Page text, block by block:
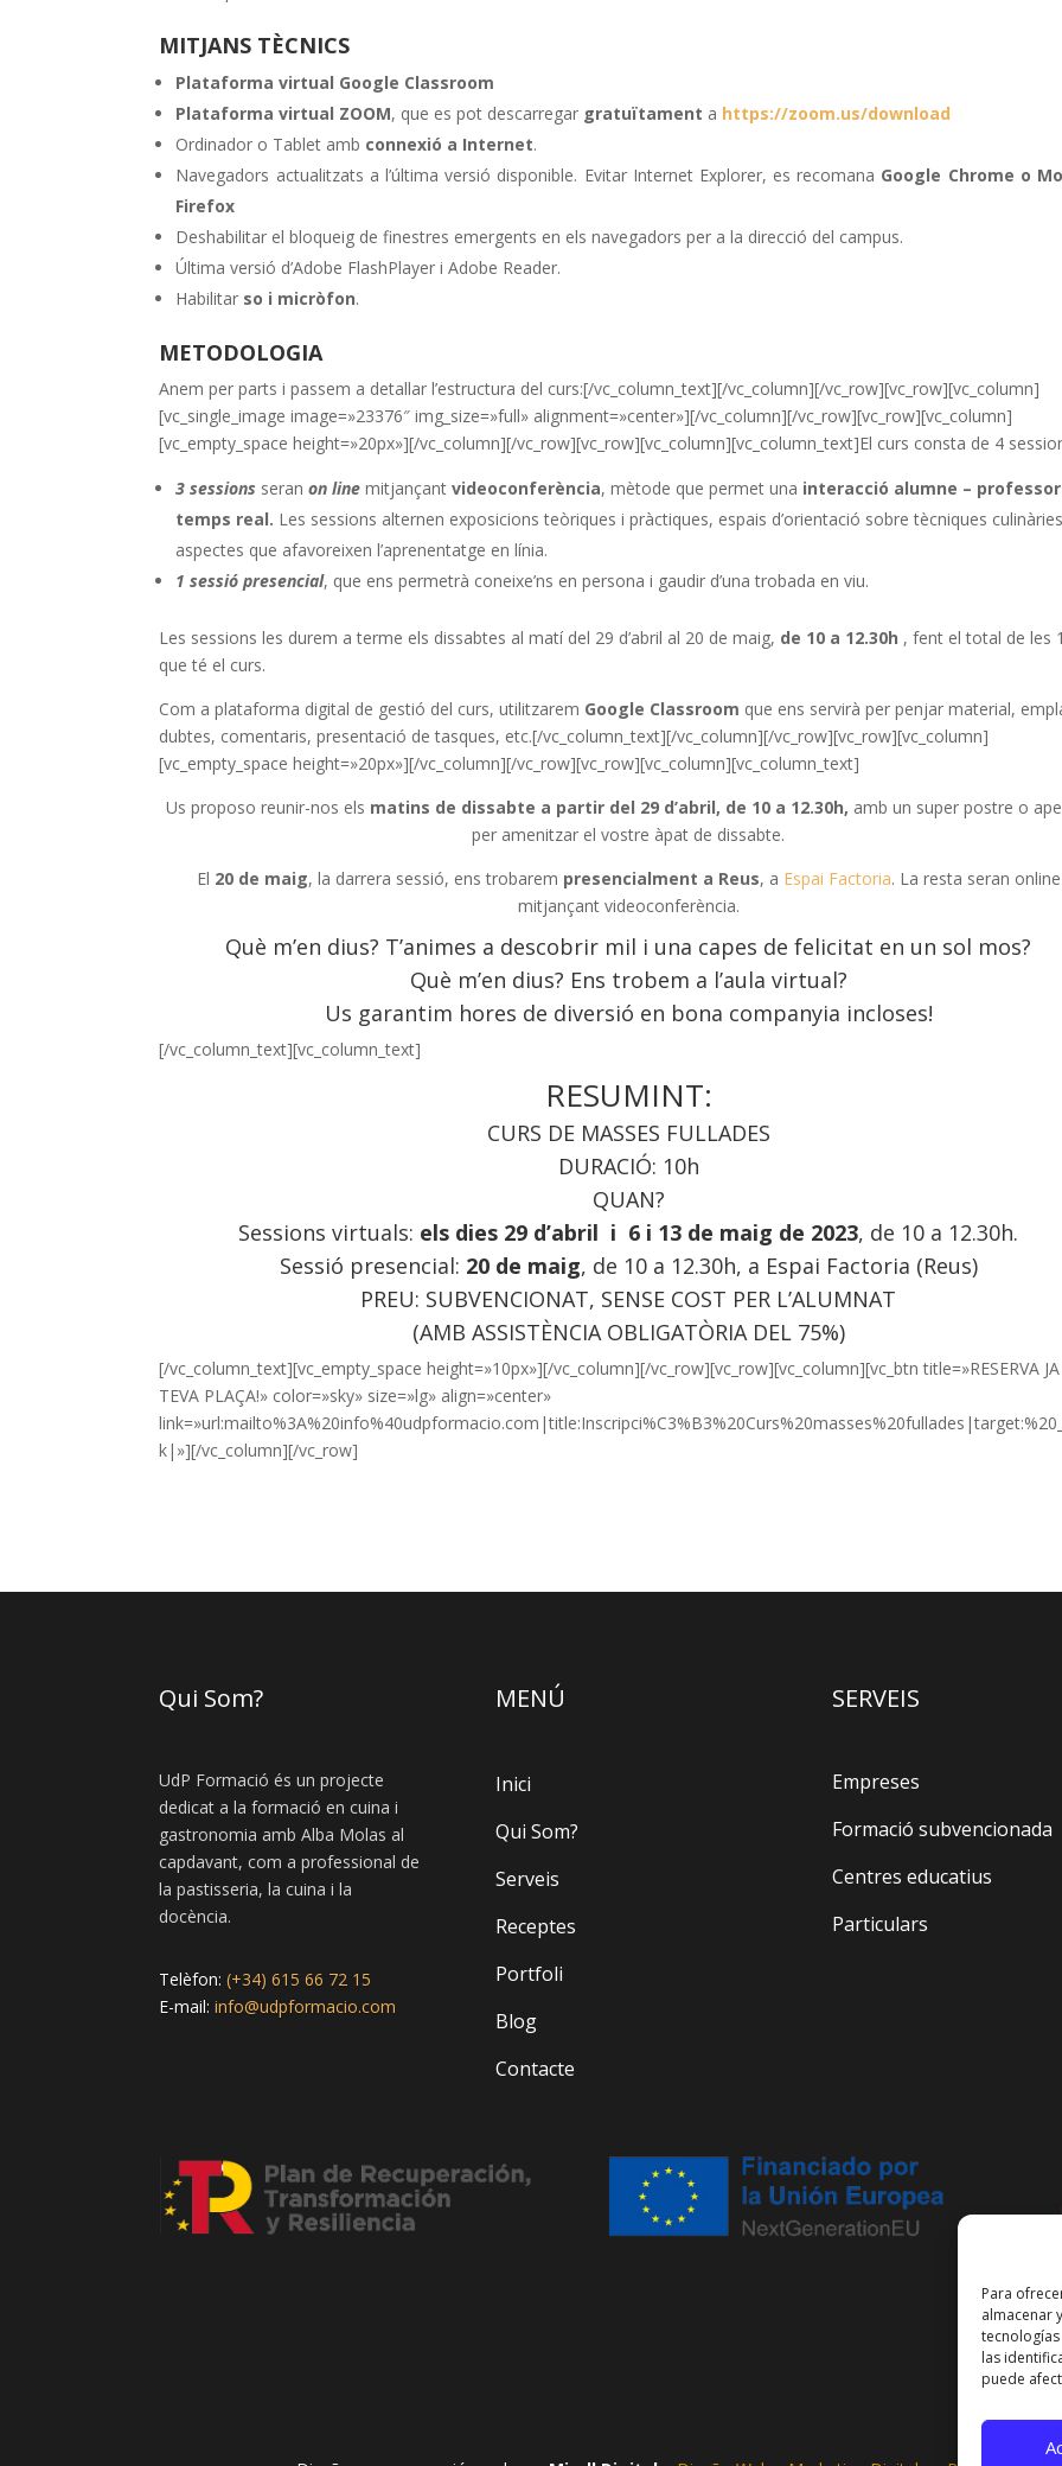
Para
almacenar
las
puede
MITJANS TÈCNICS
Plataforma virtual Google Classroom
Plataforma virtual ZOOM, que es pot descarregar gratuïtament a https://zoom.us/download
Ordinador o Tablet amb connexió a Internet.
Navegadors actualitzats a l’última versió disponible. Evitar Internet Explorer, es recomana Google Chrome o
Firefox
Deshabilitar el bloqueig de finestres emergents en els navegadors per a la direcció del campus.
Última versió d’Adobe FlashPlayer i Adobe Reader.
Habilitar so i micròfon.
METODOLOGIA
Anem per parts i passem a detallar l’estructura del curs:[/vc_column_text][/vc_column][/vc_row][vc_row][vc_column]
[vc_single_image image=»23376″ img_size=»full» alignment=»center»][/vc_column][/vc_row][vc_row][vc_column]
[vc_empty_space height=»20px»][/vc_column][/vc_row][vc_row][vc_column][vc_column_text]El curs consta de 4
3 sessions seranon line mitjançantvideoconferència, mètode que permet una interacció alumne –
temps real. Les sessions alternen exposicions teòriques i pràctiques, espais d’orientació sobre tècniques
aspectes que afavoreixen l’aprenentatge en línia.
1 sessió presencial, que ens permetrà coneixe’ns en persona i gaudir d’una trobada en viu.
Les sessions les durem a terme els dissabtes al matí del 29 d’abril al 20 de maig, de 10 a 12.30h , fent el total de les
que té el curs.
Com a plataforma digital de gestió del curs, utilitzarem Google Classroom que ens servirà per penjar material,
dubtes, comentaris, presentació de tasques, etc.[/vc_column_text][/vc_column][/vc_row][vc_row][vc_column]
[vc_empty_space height=»20px»][/vc_column][/vc_row][vc_row][vc_column][vc_column_text]
Us proposo reunir-nos els matins de dissabte a partir del 29 d’abril, de 10 a 12.30h, amb un super postre o
per amenitzar el vostre àpat de dissabte.
El 20 de maig, la darrera sessió, ens trobarem presencialment a Reus, a Espai Factoria. La resta seran online
mitjançant videoconferència.
Què m’en dius? T’animes a descobrir mil i una capes de felicitat en un sol mos?
Què m’en dius? Ens trobem a l’aula virtual?
Us garantim hores de diversió en bona companyia incloses!
[/vc_column_text][vc_column_text]
RESUMINT:
CURS DE MASSES FULLADES
DURACIÓ: 10h
QUAN?
Sessions virtuals: els dies 29 d’abril i 6 i 13 de maig de 2023, de 10 a 12.30h.
Sessió presencial: 20 de maig, de 10 a 12.30h, a Espai Factoria (Reus)
PREU: SUBVENCIONAT, SENSE COST PER L’ALUMNAT
(AMB ASSISTÈNCIA OBLIGATÒRIA DEL 75%)
[/vc_column_text][vc_empty_space height=»10px»][/vc_column][/vc_row][vc_row][vc_column][vc_btn title=»RESERVA
TEVA PLAÇA!» color=»sky» size=»lg» align=»center»
k|»][/vc_column][/vc_row]
Qui Som?
UdP Formació és un projecte
dedicat a la formació en cuina i
gastronomia amb Alba Molas al
capdavant, com a professional de
la pastisseria, la cuina i la
docència.
Telèfon:(+34) 615 66 72 15
E-mail:info@udpformacio.com
MENÚ
Inici
Qui Som?
Serveis
Receptes
Portfoli
Blog
Contacte
SERVEIS
Empreses
Formació subvencionada
Centres educatius
Particulars